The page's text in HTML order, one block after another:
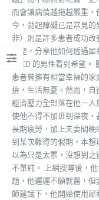
而會讓病情越拖越嚴重
今，勃起障礙已是常見
非）則是許多患者成功
經歷，分享他如何透過
於 ED 的男性看到希望。
患者曾擁有相當幸福的
拚，生活無憂。然而，
經濟壓力全部落在他一人
使他不得不加班到深夜，
長期疲勞，加上夫妻間
到某次難得的假期，本
以為只是太累，沒想到
不單純。 上網搜尋後，
題，他遲遲不願就醫，
師建議下，他開始使用